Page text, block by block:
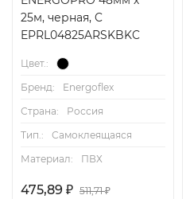
25м, черная, C
EPRL04825ARSKBKC
Цвет.:
Бренд:
Energoflex
Страна:
Россия
Тип.:
Самоклеящаяся
Материал:
ПВХ
475,89 ₽ 511,71₽